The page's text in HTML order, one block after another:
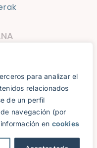
para analizar el
relacionados
de un perfil
navegación (por
en cookies
|Lege Oharra|
eta ezeztapenak
8imedia